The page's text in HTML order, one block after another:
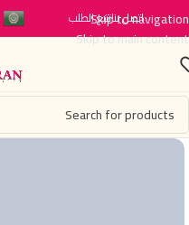
Skip to navigation
Skip to main content
اتصل بناتتبع الطلب